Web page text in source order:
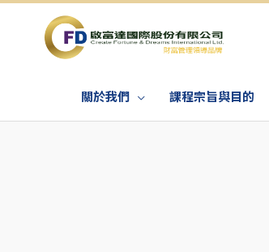
關於我們 課程宗旨與目的